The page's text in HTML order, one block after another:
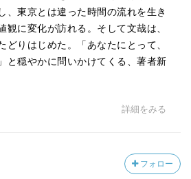
、東京とは違った時間の流れを生き
観に変化が訪れる。そして文哉は、
どりはじめた。「あなたにとって、
と穏やかに問いかけてくる、著者新
詳細をみる
フォロー